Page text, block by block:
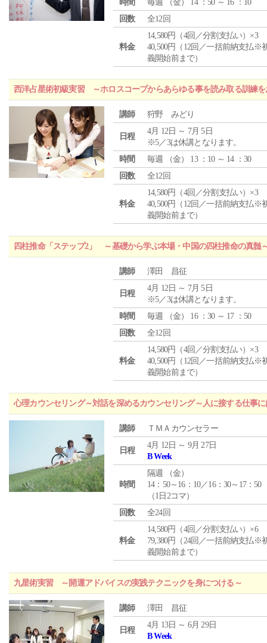
時間
毎週 （金） 14 ：50 ～ 16 ：10
回数
全12回
料金
14,580円（4回／分割支払い）×3
40,500円（12回／一括前納支払※
義開始前まで）
西洋占星術初級実習 ～ホロスコープからあらゆる事を読み取る訓練を
講師 狩野 みどり
日程
4月 12日 ～ 7月 5日
※5／3は休講となります。
時間
毎週 （金） 13 ：10 ～ 14 ：30
回数
全12回
料金
14,580円（4回／分割支払い）×3
40,500円（12回／一括前納支払※
義開始前まで）
四柱推命「ステップ2」 ～基礎から学ぶ本場・中国の四柱推命の真髄
講師 澤田 昌征
日程
4月 12日 ～ 7月 5日
※5／3は休講となります。
時間
毎週 （金） 16 ：30 ～ 17 ：50
回数
全12回
料金
14,580円（4回／分割支払い）×3
40,500円（12回／一括前納支払※
義開始前まで）
心理カウンセリング～対話を深めるカウンセリング～人に接する仕事
講師 ＴＭＡカウンセラー
日程
4月 12日 ～ 9月 27日
B Week
時間
隔週 （金）
14：50～16：10／16：30～17：50
（1日2コマ）
回数
全24回
料金
14,580円（4回／分割支払い）×6
79,380円（24回／一括前納支払※
義開始前まで）
九星術実習 ～開運アドバイスの実践テクニックを身につける～
講師 澤田 昌征
日程
4月 13日 ～ 6月 29日
B Week